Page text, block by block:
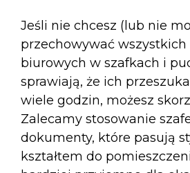
Jeśli nie chcesz (lub nie
przechowywać
biurowych w szafkach i
sprawiają, że ich
wiele godzin, możesz
Zalecamy stosowanie
dokumenty, które pasują
kształtem do